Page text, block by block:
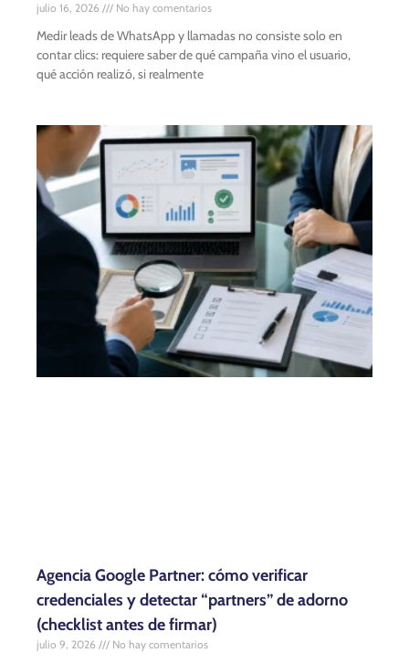
julio 16, 2026 No hay comentarios
Medir leads de WhatsApp y llamadas no consiste solo en
contar clics: requiere saber de qué campaña vino el usuario,
qué acción realizó, si realmente
Agencia Google Partner: cómo verificar
credenciales y detectar “partners” de adorno
(checklist antes de firmar)
julio 9, 2026 No hay comentarios